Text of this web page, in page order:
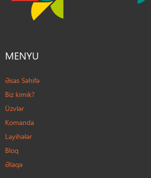
MENYU
Əsas Səhifə
Biz kimik?
Üzvlər
Komanda
Layihələr
Bloq
Əlaqə